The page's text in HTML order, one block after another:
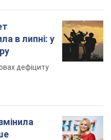
в липні: у
дефіциту